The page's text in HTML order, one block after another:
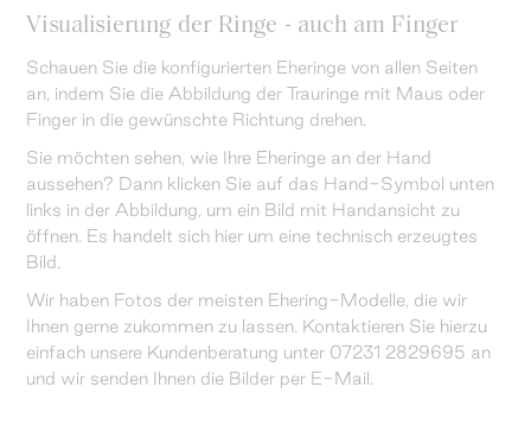
Visualisierung der Ringe - auch am Finger
Schauen Sie die konfigurierten Eheringe von allen Seiten
an, indem Sie die Abbildung der Trauringe mit Maus oder
Finger in die gewünschte Richtung drehen.
Sie möchten sehen, wie Ihre Eheringe an der Hand
aussehen? Dann klicken Sie auf das Hand-Symbol unten
links in der Abbildung, um ein Bild mit Handansicht zu
öffnen. Es handelt sich hier um eine technisch erzeugtes
Bild.
Wir haben Fotos der meisten Ehering-Modelle, die wir
Ihnen gerne zukommen zu lassen. Kontaktieren Sie hierzu
einfach unsere Kundenberatung unter 07231 2829695 an
und wir senden Ihnen die Bilder per E-Mail.